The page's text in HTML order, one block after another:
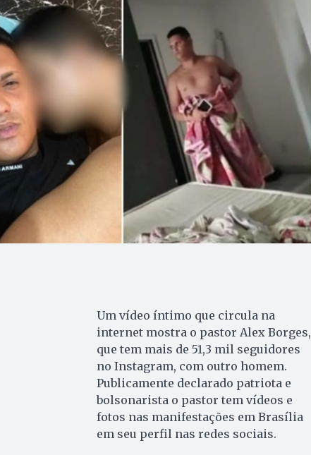
Um vídeo íntimo que circula na
internet mostra o pastor Alex Borges,
que tem mais de 51,3 mil seguidores
no Instagram, com outro homem.
Publicamente declarado patriota e
bolsonarista o pastor tem vídeos e
fotos nas manifestações em Brasília
em seu perfil nas redes sociais.